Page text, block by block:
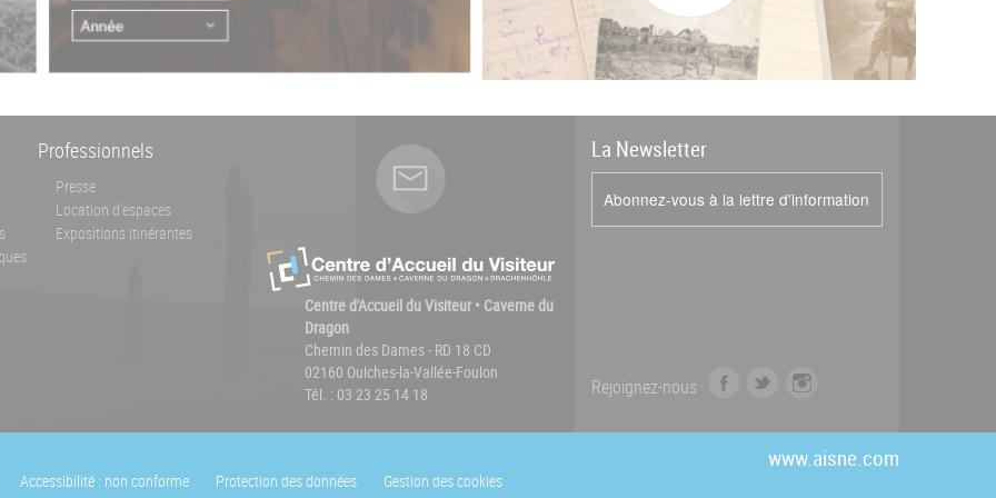
Professionnels
Presse
Location d'espaces
Expositions itinérantes
Centre d'Accueil du Visiteur • Caverne du
Dragon
Chemin des Dames - RD 18 CD
02160 Oulches-la-Vallée-Foulon
Tél. : 03 23 25 14 18
La Newsletter
Abonnez-vous à la lettre d'information
Rejoignez-nous
t
Accessibilité : non conforme Protection des données Gestion des cookies
www.aisne.com